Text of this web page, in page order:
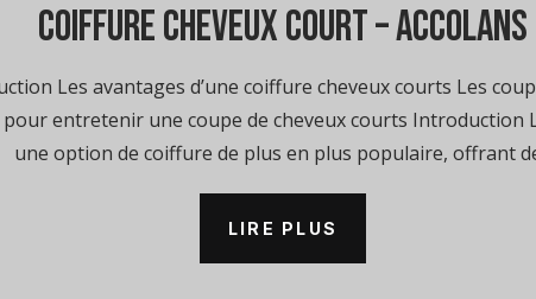
coiffure cheveux court – Accolans
Les avantages d’une coiffure cheveux courts Les
entretenir une coupe de cheveux courts Introduction
une option de coiffure de plus en plus populaire, offrant
LIRE PLUS